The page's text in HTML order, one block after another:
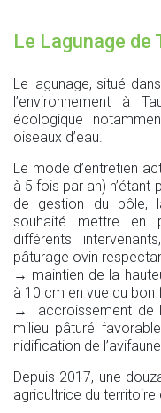
Le Lagunage de
Le lagunage, situé
l’environnement à
écologique
oiseaux d’eau.
Le mode d’entretien
à 5 fois par an)
de gestion du pôle,
souhaité mettre en
différents
pâturage ovin
→ maintien de la
à 10 cm en vue du bon
→ accroissement de
milieu pâturé
nidification de l’avifaune.
Depuis 2017, une
agricultrice du territoire